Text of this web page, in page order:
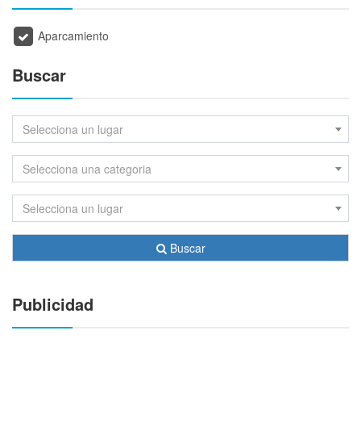
Aparcamiento
Buscar
Selecciona un lugar
Selecciona una categoria
Selecciona un lugar
Buscar
Publicidad